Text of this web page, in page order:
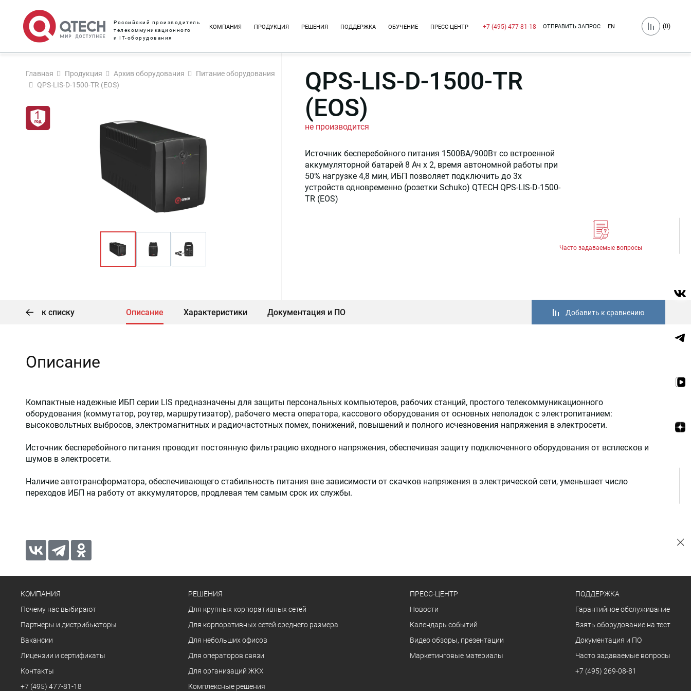
Российский производитель
телекоммуникационного
и IT-оборудования
КОМПАНИЯ ПРОДУКЦИЯ РЕШЕНИЯ ПОДДЕРЖКА ОБУЧЕНИЕ ПРЕСС-ЦЕНТР +7 (495) 477-81-18 ОТПРАВИТЬ ЗАПРОС EN (0)
Главная Продукция Архив оборудования
Питание оборудования
QPS-LIS-D-1500-TR (EOS)
QPS-LIS-D-1500-TR
(EOS)
не производится
Источник бесперебойного питания 1500ВА/900Вт со встроенной
аккумуляторной батарей 8 Ач х 2, время автономной работы при
50% нагрузке 4,8 мин, ИБП позволяет подключить до 3х
устройств одновременно (розетки Schuko) QTECH QPS-LIS-D-1500-
TR (EOS)
Часто задаваемые вопросы
к списку Описание Характеристики Документация и ПО Добавить к сравнению
Описание
Компактные надежные ИБП серии LIS предназначены для защиты персональных компьютеров, рабочих станций, простого телекоммуникационного
оборудования (коммутатор, роутер, маршрутизатор), рабочего места оператора, кассового оборудования от основных неполадок с электропитанием:
высоковольтных выбросов, электромагнитных и радиочастотных помех, понижений, повышений и полного исчезновения напряжения в электросети.
Источник бесперебойного питания проводит постоянную фильтрацию входного напряжения, обеспечивая защиту подключенного оборудования от всплесков и
шумов в электросети.
Наличие автотрансформатора, обеспечивающего стабильность питания вне зависимости от скачков напряжения в электрической сети, уменьшает число
переходов ИБП на работу от аккумуляторов, продлевая тем самым срок их службы.
КОМПАНИЯ
Почему нас выбирают
Партнеры и дистрибьюторы
Вакансии
Лицензии и сертификаты
Контакты
+7 (495) 477-81-18
РЕШЕНИЯ
Для крупных корпоративных сетей
Для корпоративных сетей среднего размера
Для небольших офисов
Для операторов связи
Для организаций ЖКХ
Комплексные решения
ПРЕСС-ЦЕНТР
Новости
Календарь событий
Видео обзоры, презентации
Маркетинговые материалы
ПОДДЕРЖКА
Гарантийное обслуживание
Взять оборудование на тест
Документация и ПО
Часто задаваемые вопросы
+7 (495) 269-08-81